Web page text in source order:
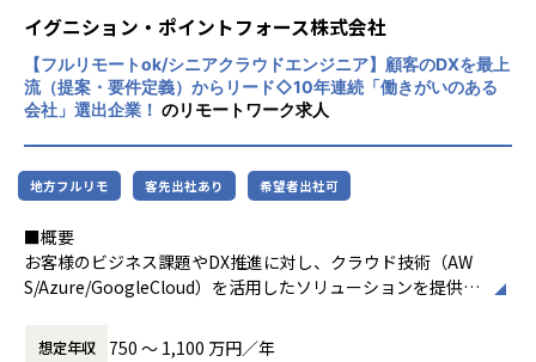
exaBase Studioは、この“PoCの行き止まり”を乗り越え、AI
を現場で動くプロダクトに刷新します。
GUIベースの開発環境によって、PoC段階のAIモデルをすば
やくシステム化し、エンタープライズ環境に適応させること
で、
ビジネスの現場で「使われるAI」を生み出すことが可能で
届ける
AIはエンジニアのものと思われがちですが、exaBase Studio
の発想は全く異なります。
基盤であり、
【業務詳細】・ビジネスモデルレベルで課題をヒアリング
し、APIマネジメントや開発基盤を組み合わせたアーキテク
チャの検討、設計、提案・技術アドバイザーとして
顧客のビジネスを理解し、自社サービスが顧客のITロードマ
ップに与えるメリットの提案・当社エンジニア部門と連携し
会社の規定による
イグニション・ポイントフォース株式会社
【フルリモートok/シニアクラウドエンジニア】顧客のDXを最上
流（提案・要件定義）からリード◇10年連続「働きがいのある
会社」選出企業！ のリモートワーク求人
地方フルリモ 客先出社あり 希望者出社可
■概要
お客様のビジネス課題やDX推進に対し、クラウド技術（AW
S/Azure/GoogleCloud）を活用したソリューションを提供す
す。
想定年収 750 〜 1,100 万円／年